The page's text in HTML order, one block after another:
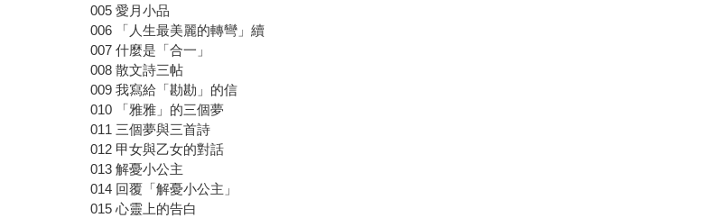
005 愛月小品
006 「人生最美麗的轉彎」續
007 什麼是「合一」
008 散文詩三帖
009 我寫給「勘勘」的信
010 「雅雅」的三個夢
011 三個夢與三首詩
012 甲女與乙女的對話
013 解憂小公主
014 回覆「解憂小公主」
015 心靈上的告白